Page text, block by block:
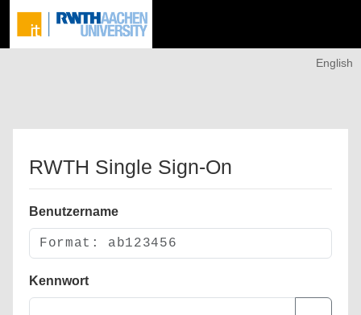
English
RWTH Single Sign-On
Benutzername
Kennwort